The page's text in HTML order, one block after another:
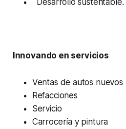
Innovando en servicios
Ventas de autos nuevos
Refacciones
Servicio
Carrocería y pintura